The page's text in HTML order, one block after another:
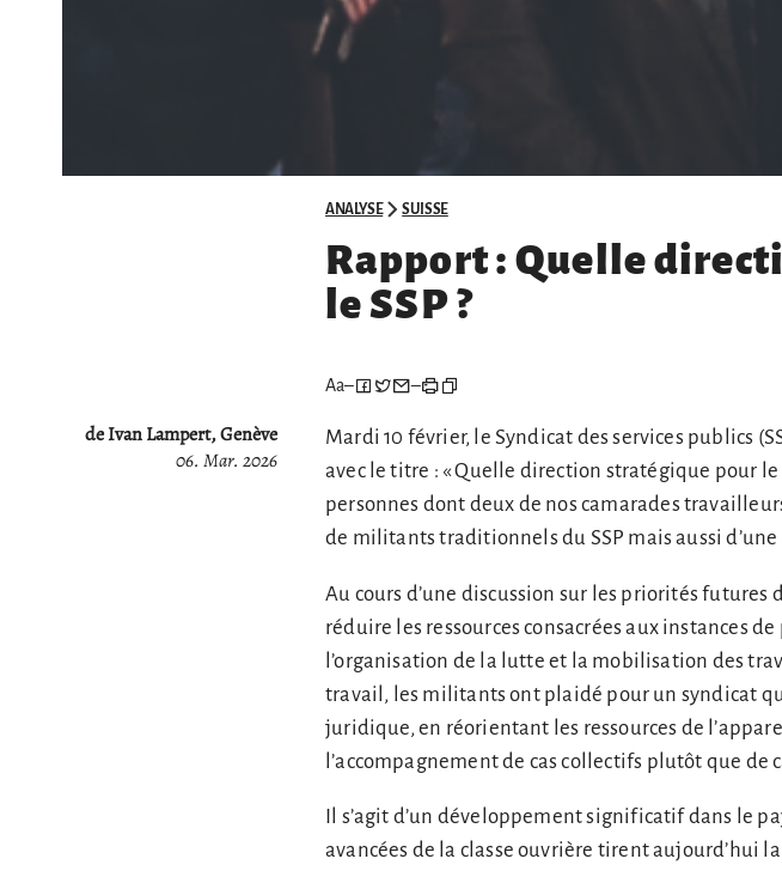
ANALYSE SUISSE
Rapport : Quelle
le SSP ?
Aa– –
de Ivan Lampert, Genève
06. Mar. 2026
Mardi 10 février, le Syndicat des services publics
avec le titre : « Quelle direction stratégique pour le
personnes dont deux de nos camarades
de militants traditionnels du SSP mais aussi
Au cours d’une discussion sur les priorités
réduire les ressources consacrées aux instances
l’organisation de la lutte et la mobilisation des
travail, les militants ont plaidé pour un syndicat
juridique, en réorientant les ressources de
l’accompagnement de cas collectifs plutôt que de
Il s’agit d’un développement significatif dans le
avancées de la classe ouvrière tirent aujourd’hui